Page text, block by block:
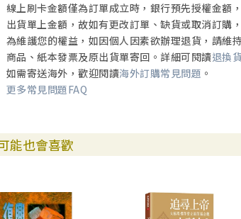
線上刷卡金額僅為訂單成立時，銀行預先授權金額
出貨單上金額，故如有更改訂單、缺貨或取消訂購
為維護您的權益，如因個人因素欲辦理退貨，請維
商品、紙本發票及原出貨單寄回。詳細可閱讀退換
如需寄送海外，歡迎閱讀海外訂購常見問題 。
更多常見問題FAQ
能也會喜歡